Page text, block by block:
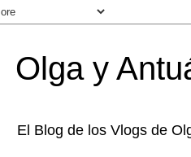
Olga y
El Blog de los Vlogs de